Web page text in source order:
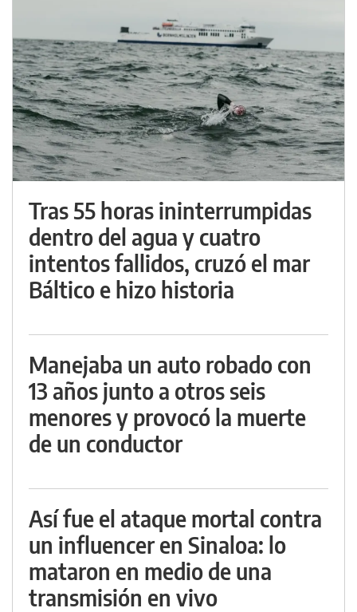
Tras 55 horas ininterrumpidas
dentro del agua y cuatro
intentos fallidos, cruzó el mar
Báltico e hizo historia
Manejaba un auto robado con
13 años junto a otros seis
menores y provocó la muerte
de un conductor
Así fue el ataque mortal contra
un influencer en Sinaloa: lo
mataron en medio de una
transmisión en vivo